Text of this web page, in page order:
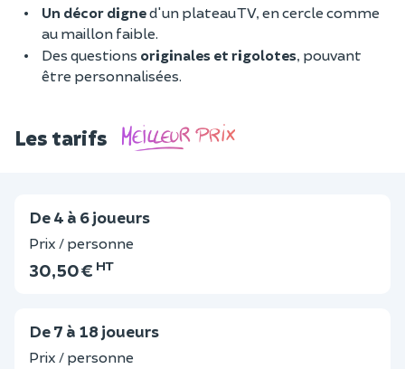
Un décor digned'un plateau TV, en cercle comme
au maillon faible.
Des questions originales et rigolotes, pouvant
être personnalisées.
Les tarifs
De 4 à 6 joueurs
Prix / personne
30,50 € HT
De 7 à 18 joueurs
Prix / personne